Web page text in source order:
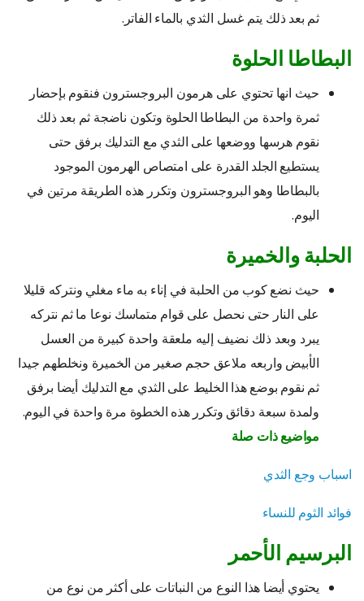
ثم بعد ذلك يتم غسل الثدي بالماء الفاتر.
البطاطا الحلوة
حيث انها تحتوي على هرمون البروجسترون فنقوم بإحضار
ثمرة واحدة من البطاطا الحلوة وتكون ناضجة ثم بعد ذلك
نقوم هرسها ووضعها على الثدي مع التدليك برفق حتى
يستطيع الجلد القدرة على امتصاص الهرمون الموجود
بالبطاطا وهو البروجسترون وتكرر هذه الطريقة مرتين في
اليوم.
الحلبة والخميرة
حيث نضع كوب من الحلبة في إناء به ماء مغلي ونتركه قليلا
على النار حتى نحصل على قوام متماسك نوعا ما ثم نتركه
يبرد وبعد ذلك نضيف إليه ملعقة واحدة كبيرة من العسل
الأبيض واربعه ملاعق حجم صغير من الخميرة ونخلطهم جيدا
ثم نقوم بوضع هذا الخليط على الثدي مع التدليك أيضا برفق
ولمدة سبعة دقائق وتكرر هذه الخطوة مرة واحدة في اليوم.
مواضيع ذات صلة
اسباب وجع الثدي
فوائد الثوم للنساء
البرسيم الأحمر
يحتوي أيضا هذا النوع من النباتات على أكثر من نوع من